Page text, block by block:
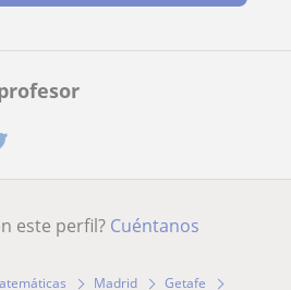
este perfil? Cuéntanos
Madrid
Getafe